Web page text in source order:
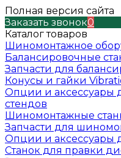
Полная версия сайта
Заказать звонок0
Каталог товаров
Шиномонтажное
Балансировочные
Запчасти для
Конусы и гайки
Опции и аксессуары
стендов
Шиномонтажные
Запчасти для
Опции и аксессуары
Станок для правки